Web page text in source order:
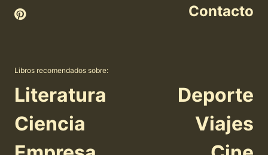
Contacto
Libros recomendados sobre:
Literatura
Ciencia
Deporte
Viajes